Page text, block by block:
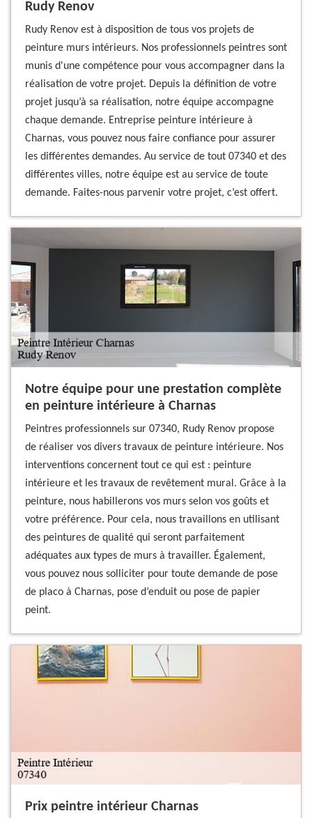
Rudy Renov
Rudy Renov est à disposition de tous vos projets de
peinture murs intérieurs. Nos professionnels peintres sont
munis d'une compétence pour vous accompagner dans la
réalisation de votre projet. Depuis la définition de votre
projet jusqu’à sa réalisation, notre équipe accompagne
chaque demande. Entreprise peinture intérieure à
Charnas, vous pouvez nous faire confiance pour assurer
les différentes demandes. Au service de tout 07340 et des
différentes villes, notre équipe est au service de toute
demande. Faites-nous parvenir votre projet, c’est offert.
Notre équipe pour une prestation complète
en peinture intérieure à Charnas
Peintres professionnels sur 07340, Rudy Renov propose
de réaliser vos divers travaux de peinture intérieure. Nos
interventions concernent tout ce qui est : peinture
intérieure et les travaux de revêtement mural. Grâce à la
peinture, nous habillerons vos murs selon vos goûts et
votre préférence. Pour cela, nous travaillons en utilisant
des peintures de qualité qui seront parfaitement
adéquates aux types de murs à travailler. Également,
vous pouvez nous solliciter pour toute demande de pose
de placo à Charnas, pose d’enduit ou pose de papier
peint.
Prix peintre intérieur Charnas